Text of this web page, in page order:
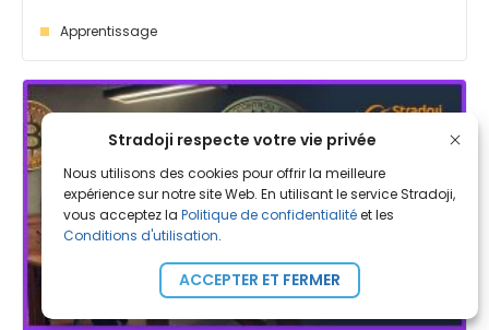
Stradoji respecte votre vie privée
Nous utilisons des cookies pour offrir la meilleure
expérience sur notre site Web. En utilisant le service Stradoji,
vous acceptez la Politique de confidentialitéet les
Conditions d'utilisation.
ACCEPTER ET FERMER
Apprentissage